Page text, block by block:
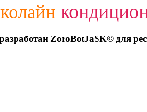
ZoroBotJaSK© для